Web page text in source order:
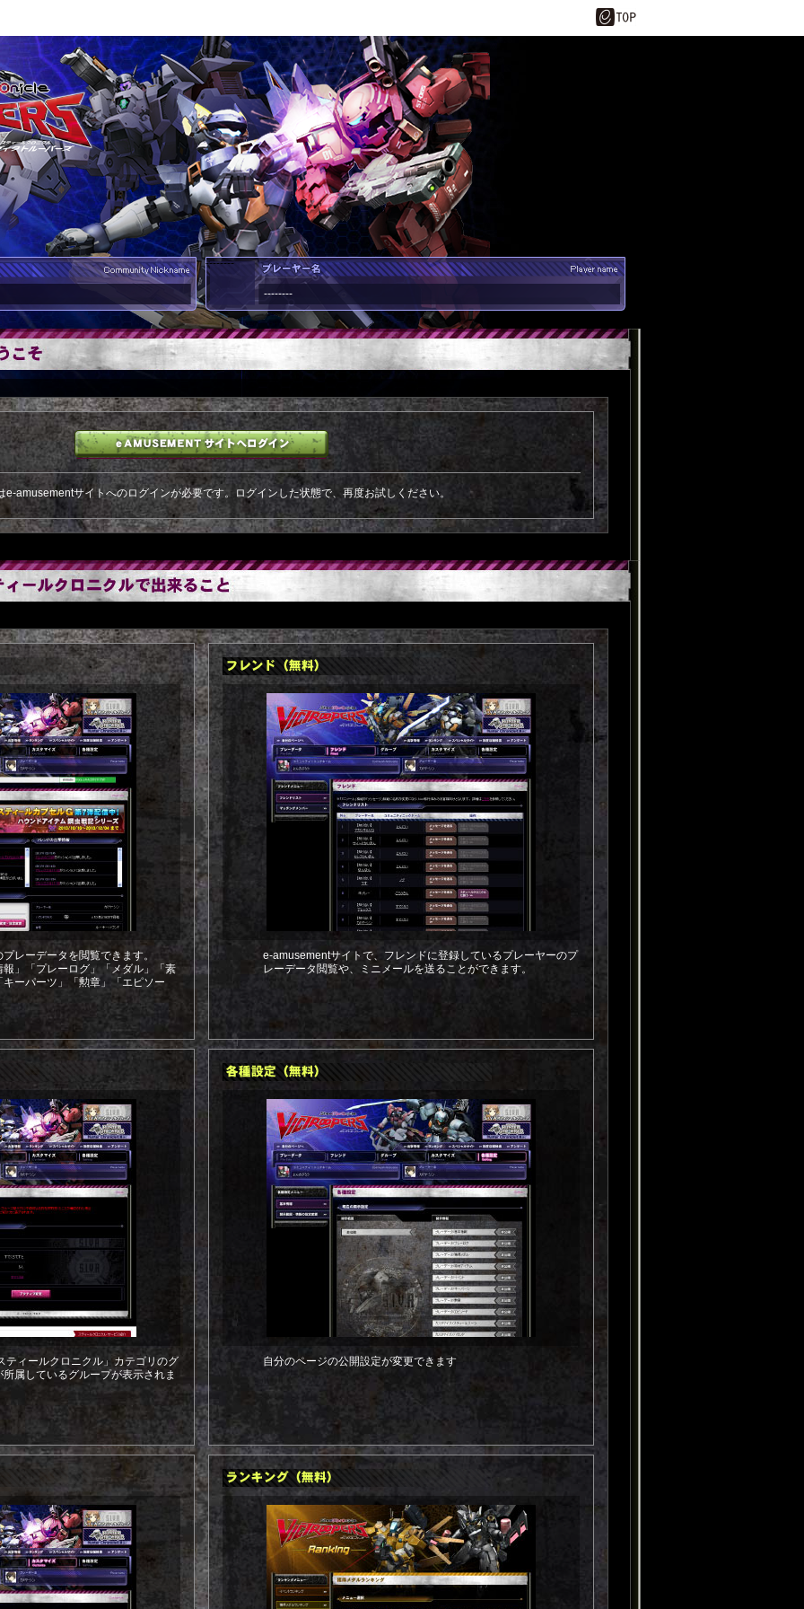
--------
--------
e-amusementサイトへのログインが必要です。ログインした状態で、再度お試しください。
レーデータを閲覧できます。
」「プレーログ」「メダル」「素
ーパーツ」「勲章」「エピソー
e-amusementサイトで、フレンドに登録しているプレーヤーのプ
レーデータ閲覧や、ミニメールを送ることができます。
ィールクロニクル」カテゴリのグ
属しているグループが表示されま
自分のページの公開設定が変更できます